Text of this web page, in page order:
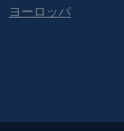
ヨーロッパ